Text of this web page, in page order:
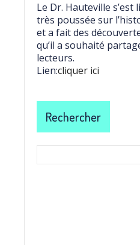
Le Dr. Hauteville s’est
très poussée sur
et a fait des
qu’il a souhaité
lecteurs.
Lien:cliquer ici
Rechercher